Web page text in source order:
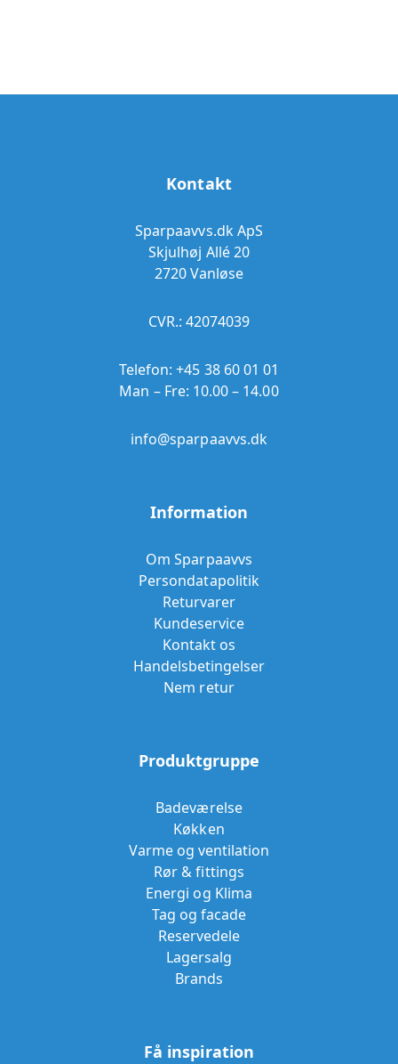
Kontakt
Sparpaavvs.dk ApS
Skjulhøj Allé 20
2720 Vanløse
CVR.: 42074039
Telefon:+45 38 60 01 01
Man – Fre: 10.00 – 14.00
info@sparpaavvs.dk
Information
Om Sparpaavvs
Persondatapolitik
Returvarer
Kundeservice
Kontakt os
Handelsbetingelser
Nem retur
Produktgruppe
Badeværelse
Køkken
Varme og ventilation
Rør & fittings
Energi og Klima
Tag og facade
Reservedele
Lagersalg
Brands
Få inspiration